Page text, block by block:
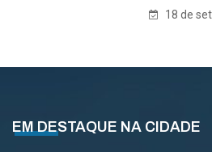
18 de
EM DESTAQUE NA CIDADE